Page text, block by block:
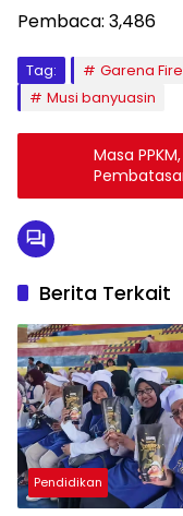
Pembaca: 3,486
Tag: Garena
Musi banyuasin
Masa
Berita Terkait
Pendidikan